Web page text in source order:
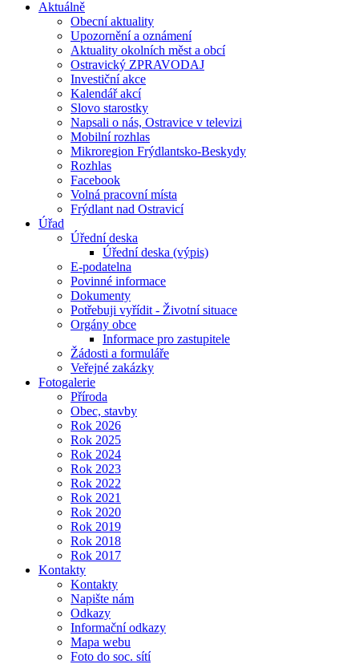
Aktuálně
Obecní aktuality
Upozornění a oznámení
Aktuality okolních měst a obcí
Ostravický ZPRAVODAJ
Investiční akce
Kalendář akcí
Slovo starostky
Napsali o nás, Ostravice v televizi
Mobilní rozhlas
Mikroregion Frýdlantsko-Beskydy
Rozhlas
Facebook
Volná pracovní místa
Frýdlant nad Ostravicí
Úřad
Úřední deska
Úřední deska (výpis)
E-podatelna
Povinné informace
Dokumenty
Potřebuji vyřídit - Životní situace
Orgány obce
Informace pro zastupitele
Žádosti a formuláře
Veřejné zakázky
Fotogalerie
Příroda
Obec, stavby
Rok 2026
Rok 2025
Rok 2024
Rok 2023
Rok 2022
Rok 2021
Rok 2020
Rok 2019
Rok 2018
Rok 2017
Kontakty
Kontakty
Napište nám
Odkazy
Informační odkazy
Mapa webu
Foto do soc. sítí